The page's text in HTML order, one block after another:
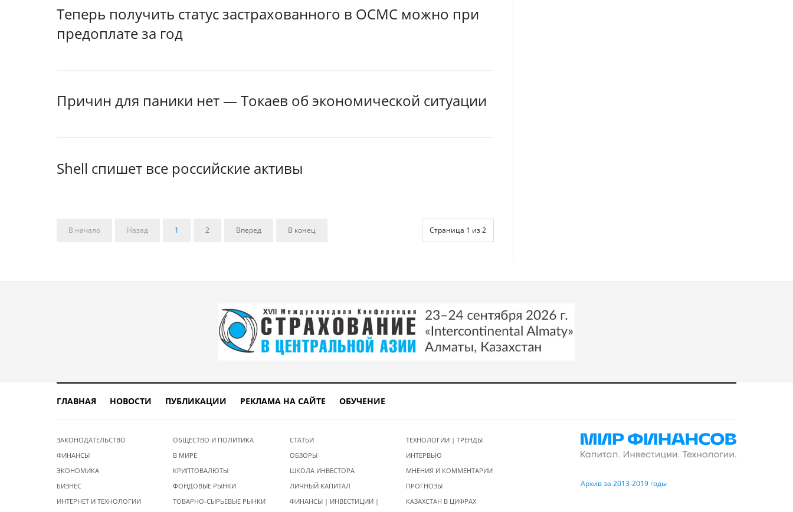
Теперь получить статус застрахованного в ОСМС можно при
предоплате за год
Причин для паники нет — Токаев об экономической ситуации
Shell спишет все российские активы
Страница 1 из 2
В начало Назад 1 2 Вперед В конец
ГЛАВНАЯ НОВОСТИ ПУБЛИКАЦИИ РЕКЛАМА НА САЙТЕ ОБУЧЕНИЕ
ЗАКОНОДАТЕЛЬСТВО
ФИНАНСЫ
ЭКОНОМИКА
БИЗНЕС
ИНТЕРНЕТ И ТЕХНОЛОГИИ
ОБЩЕСТВО И ПОЛИТИКА
В МИРЕ
КРИПТОВАЛЮТЫ
ФОНДОВЫЕ РЫНКИ
ТОВАРНО-СЫРЬЕВЫЕ РЫНКИ
СТАТЬИ
ОБЗОРЫ
ШКОЛА ИНВЕСТОРА
ЛИЧНЫЙ КАПИТАЛ
ФИНАНСЫ | ИНВЕСТИЦИИ |
ТЕХНОЛОГИИ | ТРЕНДЫ
ИНТЕРВЬЮ
МНЕНИЯ И КОММЕНТАРИИ
ПРОГНОЗЫ
КАЗАХСТАН В ЦИФРАХ
Архив за 2013-2019 годы